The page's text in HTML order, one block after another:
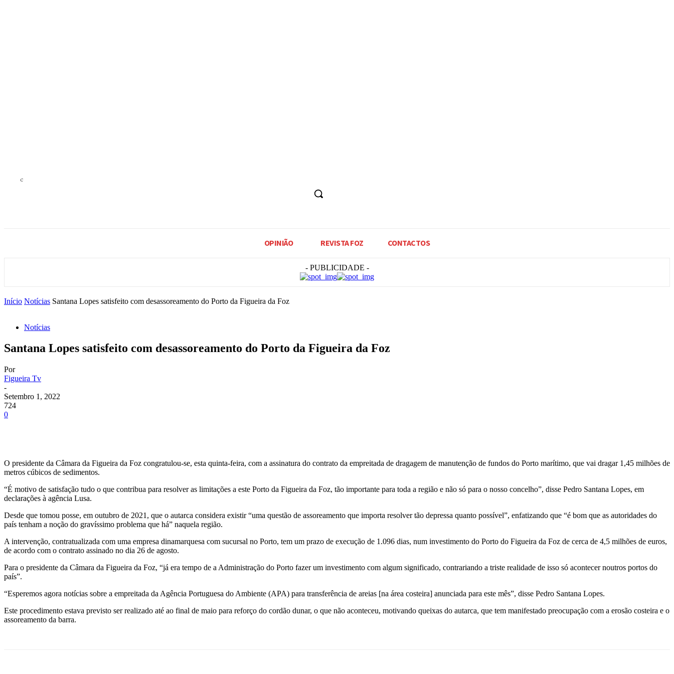
C
OPINIÃO REVISTA FOZ CONTACTOS
- PUBLICIDADE -
Início Notícias Santana Lopes satisfeito com desassoreamento do Porto da Figueira da Foz
Notícias
Santana Lopes satisfeito com desassoreamento do Porto da Figueira da Foz
Por
Figueira Tv
-
Setembro 1, 2022
724
0
O presidente da Câmara da Figueira da Foz congratulou-se, esta quinta-feira, com a assinatura do contrato da empreitada de dragagem de manutenção de fundos do Porto marítimo, que vai dragar 1,45 milhões de
metros cúbicos de sedimentos.
“É motivo de satisfação tudo o que contribua para resolver as limitações a este Porto da Figueira da Foz, tão importante para toda a região e não só para o nosso concelho”, disse Pedro Santana Lopes, em
declarações à agência Lusa.
Desde que tomou posse, em outubro de 2021, que o autarca considera existir “uma questão de assoreamento que importa resolver tão depressa quanto possível”, enfatizando que “é bom que as autoridades do
país tenham a noção do gravíssimo problema que há” naquela região.
A intervenção, contratualizada com uma empresa dinamarquesa com sucursal no Porto, tem um prazo de execução de 1.096 dias, num investimento do Porto do Figueira da Foz de cerca de 4,5 milhões de euros,
de acordo com o contrato assinado no dia 26 de agosto.
Para o presidente da Câmara da Figueira da Foz, “já era tempo de a Administração do Porto fazer um investimento com algum significado, contrariando a triste realidade de isso só acontecer noutros portos do
país”.
“Esperemos agora notícias sobre a empreitada da Agência Portuguesa do Ambiente (APA) para transferência de areias [na área costeira] anunciada para este mês”, disse Pedro Santana Lopes.
Este procedimento estava previsto ser realizado até ao final de maio para reforço do cordão dunar, o que não aconteceu, motivando queixas do autarca, que tem manifestado preocupação com a erosão costeira e o
assoreamento da barra.